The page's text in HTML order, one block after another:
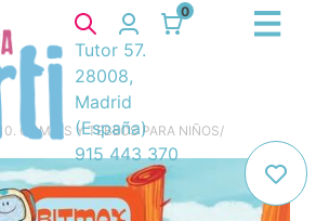
0
Tutor 57.
28008,
Madrid
(España)
915 443 370
10. COMICS Y TEBEOS PARA NIÑOS/